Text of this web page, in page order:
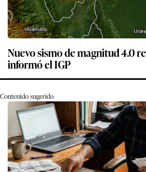
Nuevo sismo de magnitud 4.0
informó el IGP
Contenido sugerido